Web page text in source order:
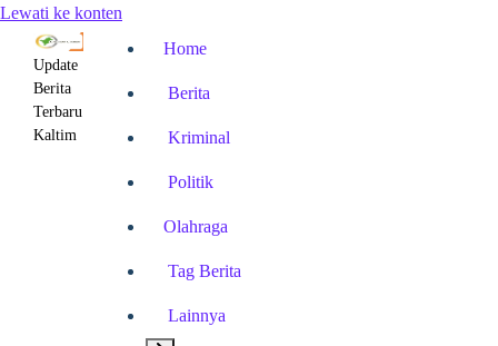
Lewati ke konten
Update
Berita
Terbaru
Kaltim
Home
Berita
Kriminal
Politik
Olahraga
Tag Berita
Lainnya